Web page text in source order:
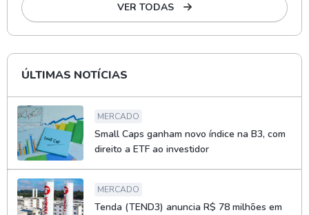
VER TODAS
ÚLTIMAS NOTÍCIAS
MERCADO
Small Caps ganham novo índice na B3, com
direito a ETF ao investidor
MERCADO
Tenda (TEND3) anuncia R$ 78 milhões em